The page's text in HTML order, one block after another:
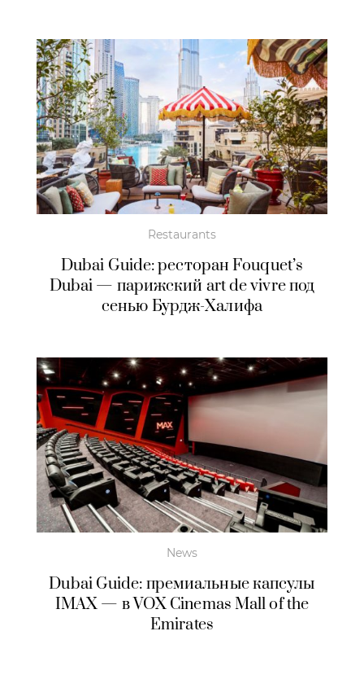
Restaurants
Dubai Guide: ресторан Fouquet’s
Dubai — парижский art de vivre под
сенью Бурдж-Халифа
News
Dubai Guide: премиальные капсулы
IMAX — в VOX Cinemas Mall of the
Emirates